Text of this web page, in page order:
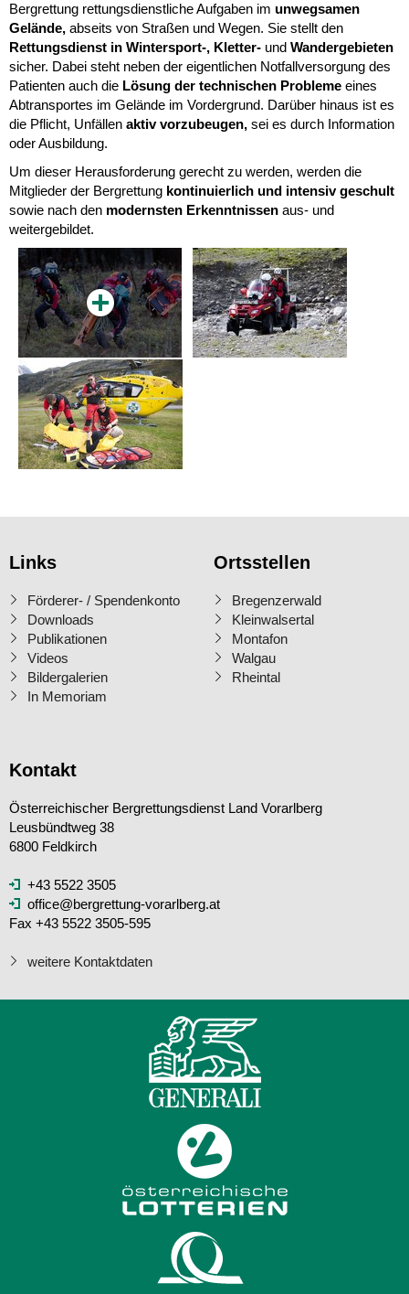
Bergrettung rettungsdienstliche Aufgaben im unwegsamen
Gelände, abseits von Straßen und Wegen. Sie stellt den
Rettungsdienst in Wintersport-, Kletter- und Wandergebieten
sicher. Dabei steht neben der eigentlichen Notfallversorgung des
Patienten auch die Lösung der technischen Probleme eines
Abtransportes im Gelände im Vordergrund. Darüber hinaus ist es
die Pflicht, Unfällen aktiv vorzubeugen, sei es durch Information
oder Ausbildung.
Um dieser Herausforderung gerecht zu werden, werden die
Mitglieder der Bergrettung kontinuierlich und intensiv geschult
sowie nach den modernsten Erkenntnissen aus- und
weitergebildet.
Links
Förderer- / Spendenkonto
Downloads
Publikationen
Videos
Bildergalerien
In Memoriam
Ortsstellen
Bregenzerwald
Kleinwalsertal
Montafon
Walgau
Rheintal
Kontakt
Österreichischer Bergrettungsdienst Land Vorarlberg
Leusbündtweg 38
6800 Feldkirch
+43 5522 3505
office@bergrettung-vorarlberg.at
Fax +43 5522 3505-595
weitere Kontaktdaten